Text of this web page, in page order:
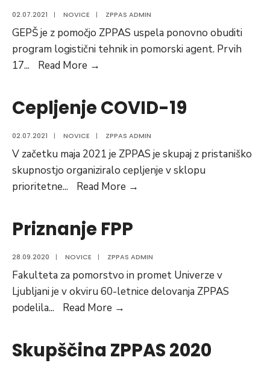
02.07.2021 | NOVICE | ZPPAS ADMIN
GEPŠ je z pomočjo ZPPAS uspela ponovno obuditi
program logistični tehnik in pomorski agent. Prvih
17... Read More →
tehnik
pomorski
agent
Cepljenje COVID-19
02.07.2021 | NOVICE | ZPPAS ADMIN
V začetku maja 2021 je ZPPAS je skupaj z pristaniško
skupnostjo organiziralo cepljenje v sklopu
prioritetne... Read More →
Priznanje FPP
28.09.2020 | NOVICE | ZPPAS ADMIN
Fakulteta za pomorstvo in promet Univerze v
Ljubljani je v okviru 60-letnice delovanja ZPPAS
podelila... Read More →
Skupščina ZPPAS 2020